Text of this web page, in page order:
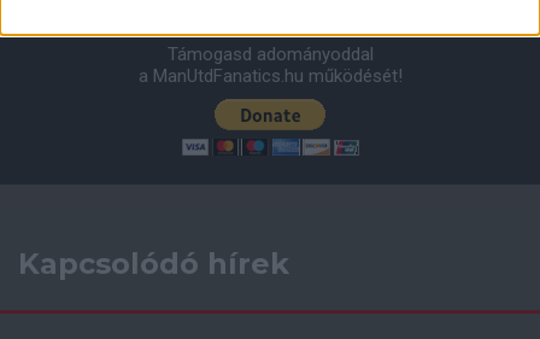
Támogasd adományoddal
a ManUtdFanatics.hu működését!
Kapcsolódó hírek